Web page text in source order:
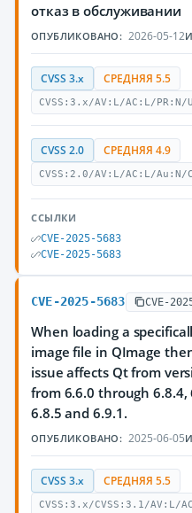
отказ в обслуживании
ОПУБЛИКОВАНО: 2026-05-12
CVSS 3.x СРЕДНЯЯ 5.5
CVSS:3.x/AV:L/AC:L/
CVSS 2.0 СРЕДНЯЯ 4.9
CVSS:2.0/AV:L/AC:L/
ССЫЛКИ
CVE-2025-5683
CVE-2025-5683
CVE-2025-5683 CVE-
When loading a
image file in QImage
issue affects Qt from
from 6.6.0 through 6.8.4,
6.8.5 and 6.9.1.
ОПУБЛИКОВАНО: 2025-06-05
CVSS 3.x СРЕДНЯЯ 5.5
CVSS:3.x/CVSS:3.1/AV:L/